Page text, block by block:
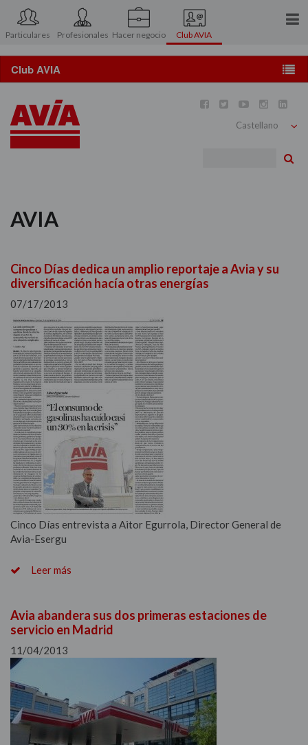
    
Particulares Profesionales Hacer negocio Club AVIA
Conoce el Club AVIA
AVIApocket
Catálogo de regalos
Viajes y motor
Área de socios
Atención socios
AVIA
Cinco Días dedica un amplio reportaje a Avia y su
diversificación hacía otras energías
07/17/2013
Cinco Días entrevista a Aitor Egurrola, Director General de
Avia-Esergu
Leer más
Avia abandera sus dos primeras estaciones de
servicio en Madrid
11/04/2013